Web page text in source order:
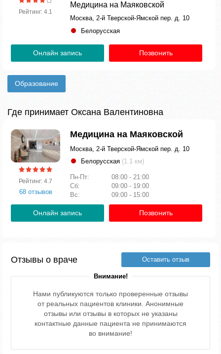
Рейтинг: 4.1
Медицина на Маяковской
Москва, 2-й Тверской-Ямской пер. д. 10
Белорусская
Онлайн запись Позвонить
Образование
Где принимает Оксана Валентиновна
Рейтинг: 4.7
68 отзывов
Медицина на Маяковской
Москва, 2-й Тверской-Ямской пер. д. 10
Белорусская (1.1 км)
Пн-Пт:
08:00 - 21:00
Сб:
09:00 - 19:00
Вс:
09:00 - 15:00
Онлайн запись Позвонить
Отзывы о враче Оставить отзыв
Внимание!
Нами публикуются только проверенные отзывы
от реальных пациентов клиники. Анонимные
отзывы или отзывы в которых не указаны
контактные данные пациента не принимаются
во внимание!